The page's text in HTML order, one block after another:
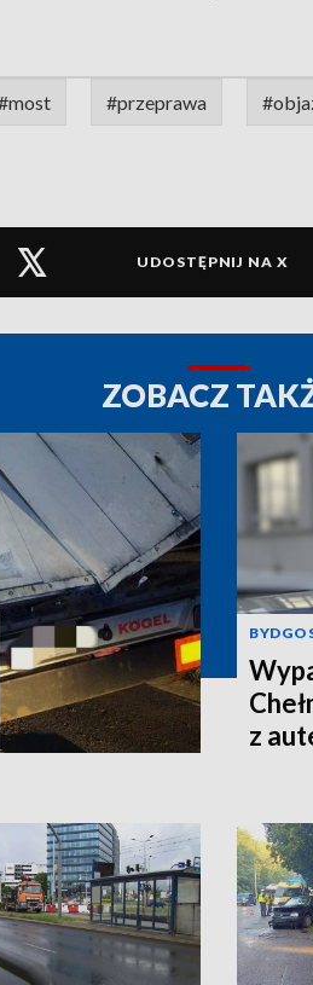
#przeprawa
UDOSTĘPNIJ NA X
ZOBACZ
z